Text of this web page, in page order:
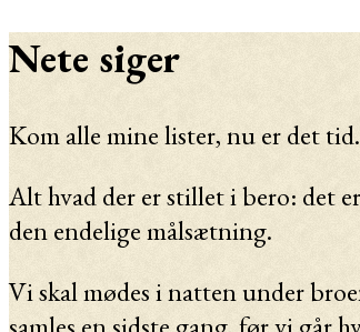
Nete siger
Kom alle mine lister, nu er det
Alt hvad der er stillet i bero: det
den endelige målsætning.
Vi skal mødes i natten under